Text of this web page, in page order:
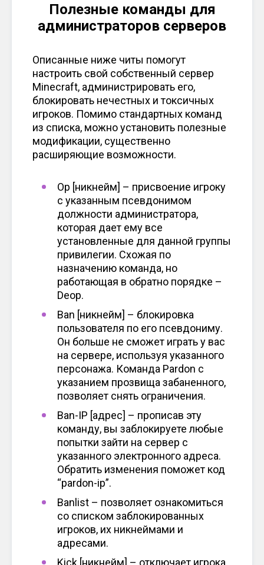
Полезные команды для
администраторов серверов
Описанные ниже читы помогут
настроить свой собственный сервер
Minecraft, администрировать его,
блокировать нечестных и токсичных
игроков. Помимо стандартных команд
из списка, можно установить полезные
модификации, существенно
расширяющие возможности.
Op [никнейм] – присвоение игроку
с указанным псевдонимом
должности администратора,
которая дает ему все
установленные для данной группы
привилегии. Схожая по
назначению команда, но
работающая в обратно порядке –
Deop.
Ban [никнейм] – блокировка
пользователя по его псевдониму.
Он больше не сможет играть у вас
на сервере, используя указанного
персонажа. Команда Pardon с
указанием прозвища забаненного,
позволяет снять ограничения.
Ban-IP [адрес] – прописав эту
команду, вы заблокируете любые
попытки зайти на сервер с
указанного электронного адреса.
Обратить изменения поможет код
“pardon-ip”.
Banlist – позволяет ознакомиться
со списком заблокированных
игроков, их никнеймами и
адресами.
Kick [никнейм] – отключает игрока